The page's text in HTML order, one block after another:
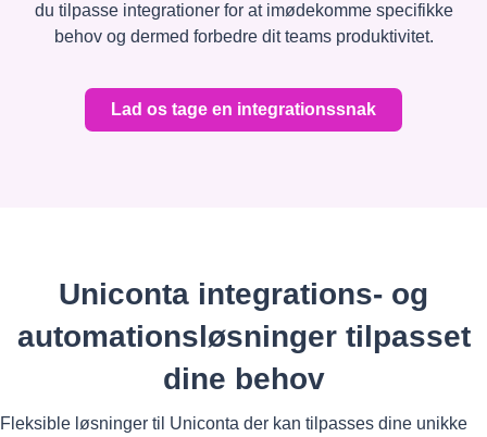
du tilpasse integrationer for at imødekomme specifikke
behov og dermed forbedre dit teams produktivitet.
Lad os tage en integrationssnak
Uniconta integrations- og
automationsløsninger tilpasset
dine behov
Fleksible løsninger til Uniconta der kan tilpasses dine unikke